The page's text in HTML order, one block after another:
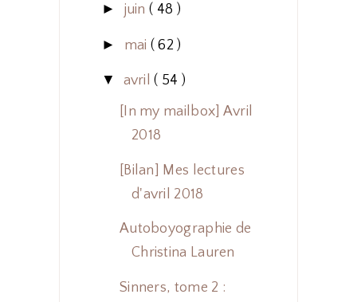
► juin ( 48 )
► mai ( 62 )
▼ avril( 54 )
[In my mailbox] Avril
2018
[Bilan] Mes lectures
d'avril 2018
Autoboyographie de
Christina Lauren
Sinners, tome 2 :